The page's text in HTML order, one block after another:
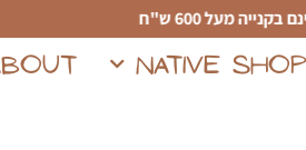
מעל 600 ש"ח
NATIVE SHOP